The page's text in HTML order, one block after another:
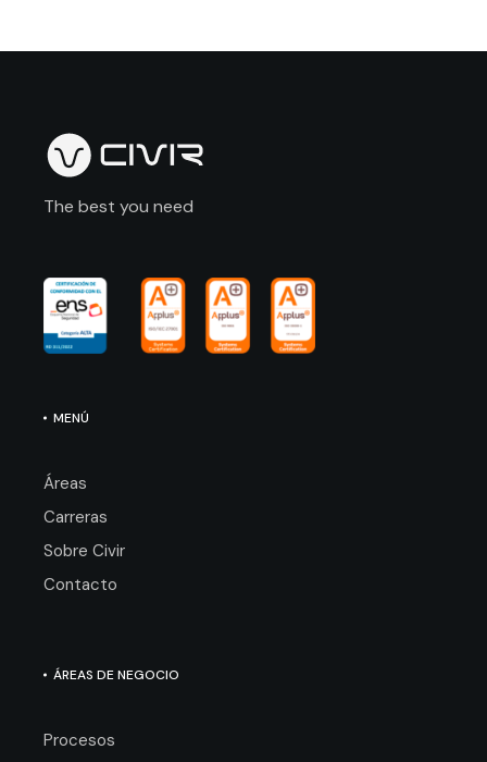
The best you need
MENÚ
Áreas
Carreras
Sobre Civir
Contacto
ÁREAS DE NEGOCIO
Procesos